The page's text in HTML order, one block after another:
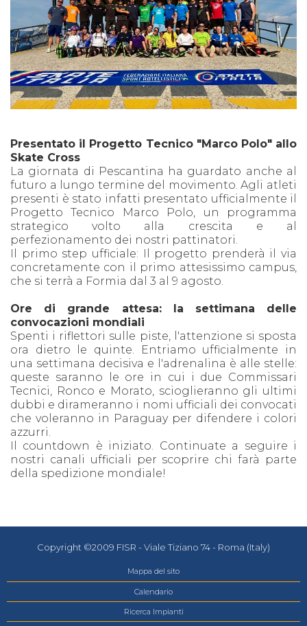
Presentato il Progetto Tecnico "Marco Polo" allo
Skate Cross
La giornata di Pescantina ha guardato anche al
futuro a lungo termine del movimento. Agli atleti
presenti è stato infatti presentato ufficialmente il
Progetto Tecnico Marco Polo, un programma
strategico volto alla crescita e al
perfezionamento dei nostri pattinatori.
Il primo step ufficiale: Il progetto prenderà il via
concretamente con il primo attesissimo campus,
che si terrà a Formia dal 3 al 9 agosto.
Ore di grande attesa: la settimana delle
convocazioni mondiali
Spenti i riflettori sulle piste, l'attenzione si sposta
ora dietro le quinte. Entriamo ufficialmente in
una settimana decisiva e l'adrenalina è alle stelle:
queste saranno le ore in cui i due Commissari
Tecnici, Ronco e Morato, scioglieranno gli ultimi
dubbi e dirameranno i nomi ufficiali dei convocati
che voleranno in Paraguay per difendere i colori
azzurri.
Il countdown è iniziato. Continuate a seguire i
nostri canali ufficiali per scoprire chi farà parte
della spedizione mondiale!
Copyright ©2009 FISR - Viale Tiziano 74 - Roma (Italy)
Mappa del sito
Calendario
Ricerca Impianti